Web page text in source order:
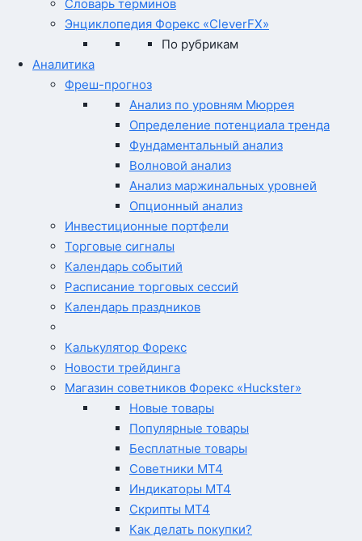
Словарь терминов
Энциклопедия Форекс «CleverFX»
По рубрикам
Аналитика
Фреш-прогноз
Анализ по уровням Мюррея
Определение потенциала тренда
Фундаментальный анализ
Волновой анализ
Анализ маржинальных уровней
Опционный анализ
Инвестиционные портфели
Торговые сигналы
Календарь событий
Расписание торговых сессий
Календарь праздников
Калькулятор Форекс
Новости трейдинга
Магазин советников Форекс «Huckster»
Новые товары
Популярные товары
Бесплатные товары
Советники MT4
Индикаторы MT4
Скрипты MT4
Как делать покупки?